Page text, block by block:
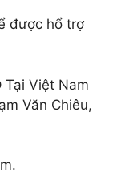
được hổ trợ
Tại Việt Nam
Văn Chiêu,